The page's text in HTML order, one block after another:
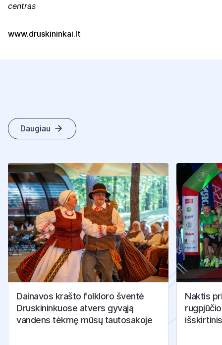
centras
www.druskininkai.lt
Daugiau
Dainavos krašto folkloro šventė
Druskininkuose atvers gyvąją
vandens tėkmę mūsų tautosakoje
Naktis